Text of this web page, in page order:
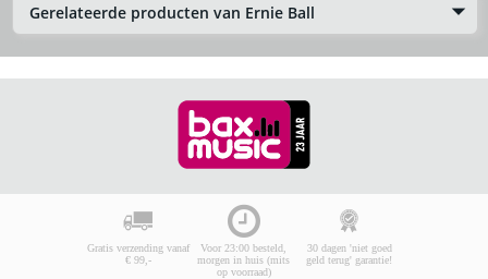
Gerelateerde producten van Ernie Ball
Gratis verzending vanaf
€ 99,-
Voor 23:00 besteld,
morgen in huis (mits
op voorraad)
30 dagen 'niet goed
geld terug' garantie!